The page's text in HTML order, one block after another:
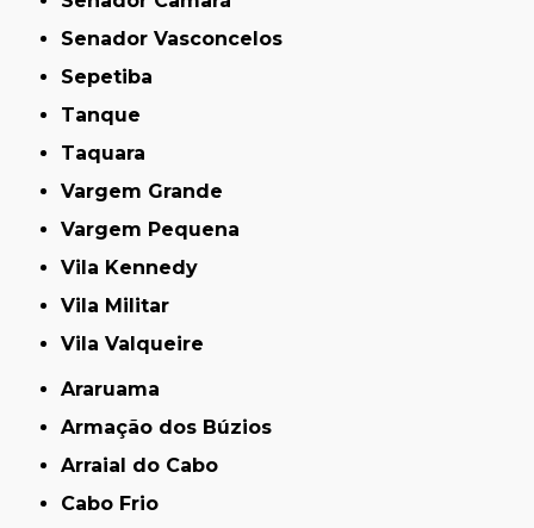
Senador Vasconcelos
Sepetiba
Tanque
Taquara
Vargem Grande
Vargem Pequena
Vila Kennedy
Vila Militar
Vila Valqueire
Araruama
Armação dos Búzios
Arraial do Cabo
Cabo Frio